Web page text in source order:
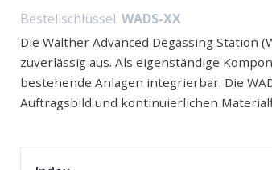
Bestellschlüssel: WADS-XX
Die Walther Advanced Degassing Station
zuverlässig aus. Als eigenständige
bestehende Anlagen integrierbar. Die
Auftragsbild und kontinuierlichen